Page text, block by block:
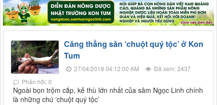
Căng thẳng săn ‘chuột quý tộc’ ở Kon
Tum
27/04/2018 04:12:00 AM
Đã xem: 2437
Phản hồi: 0
Ngoài bọn trộm cắp, kẻ thù lớn nhất của sâm Ngọc Linh chính
là những chú ‘chuột quý tộc’